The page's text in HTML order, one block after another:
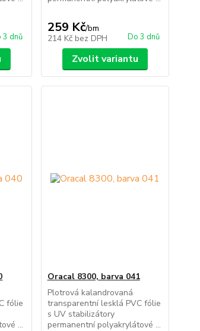
3 dnů
259 Kč/bm
214 Kč bez DPH Do 3 dnů
Zvolit variantu
fólie
...
Oracal 8300, barva 041
Plotrová kalandrovaná
transparentní lesklá PVC fólie
s UV stabilizátory
permanentní polyakrylátové ...